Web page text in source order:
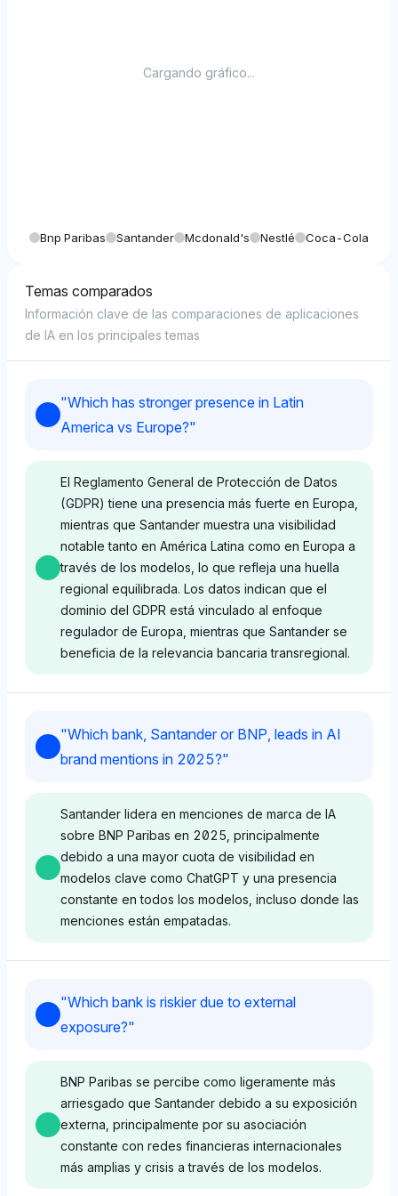
Cargando gráfico...
Bnp Paribas Santander Mcdonald's Nestlé Coca-Cola
Temas comparados
Información clave de las comparaciones de aplicaciones
de IA en los principales temas
"Which has stronger presence in Latin
America vs Europe?"
El Reglamento General de Protección de Datos
(GDPR) tiene una presencia más fuerte en Europa,
mientras que Santander muestra una visibilidad
notable tanto en América Latina como en Europa a
través de los modelos, lo que refleja una huella
regional equilibrada. Los datos indican que el
dominio del GDPR está vinculado al enfoque
regulador de Europa, mientras que Santander se
beneficia de la relevancia bancaria transregional.
Deepseek favorece al GDPR con una cuota de
Mercosur (1.3%) representa a América Latina con
una presencia moderada. Su tono neutral sugiere
una perspectiva objetiva sobre la influencia de las
políticas regionales en las marcas comerciales.
financieras con fuertes vínculos tanto en América
Latina como en Europa, mientras que también
influencia regional; su tono positivo refleja aprecio
por la accesibilidad transregional.
Perplexity
"Which bank, Santander or BNP, leads in AI
brand mentions in 2025?"
Santander lidera en menciones de marca de IA
sobre BNP Paribas en 2025, principalmente
debido a una mayor cuota de visibilidad en
modelos clave como ChatGPT y una presencia
constante en todos los modelos, incluso donde las
menciones están empatadas.
ChatGPT favorece a Santander con una cuota de
visibilidad del 9.5% en comparación con BNP
ventaja en la asociación de marca impulsada por IA.
El tono es neutral, centrándose en datos crudos sin
sesgo emocional.
"Which bank is riskier due to external
exposure?"
BNP Paribas se percibe como ligeramente más
arriesgado que Santander debido a su exposición
externa, principalmente por su asociación
constante con redes financieras internacionales
más amplias y crisis a través de los modelos.